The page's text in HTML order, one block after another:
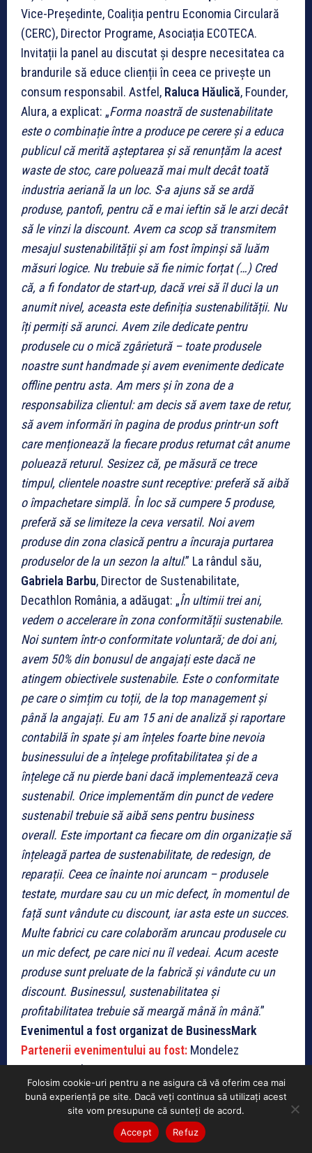
Vice-Președinte, Coaliția pentru Economia Circulară
(CERC), Director Programe, Asociația ECOTECA.
Invitații la panel au discutat și despre necesitatea ca
brandurile să educe clienții în ceea ce privește un
consum responsabil. Astfel, Raluca Hăulică, Founder,
Alura, a explicat: „Forma noastră de sustenabilitate
este o combinație între a produce pe cerere și a educa
publicul că merită așteptarea și să renunțăm la acest
waste de stoc, care poluează mai mult decât toată
industria aeriană la un loc. S-a ajuns să se ardă
produse, pantofi, pentru că e mai ieftin să le arzi decât
să le vinzi la discount. Avem ca scop să transmitem
mesajul sustenabilității și am fost împinși să luăm
măsuri logice. Nu trebuie să fie nimic forțat (…) Cred
că, a fi fondator de start-up, dacă vrei să îl duci la un
anumit nivel, aceasta este definiția sustenabilității. Nu
îți permiți să arunci. Avem zile dedicate pentru
produsele cu o mică zgârietură – toate produsele
noastre sunt handmade și avem evenimente dedicate
offline pentru asta. Am mers și în zona de a
responsabiliza clientul: am decis să avem taxe de retur,
să avem informări în pagina de produs printr-un soft
care menționează la fiecare produs returnat cât anume
poluează returul. Sesizez că, pe măsură ce trece
timpul, clientele noastre sunt receptive: preferă să aibă
o împachetare simplă. În loc să cumpere 5 produse,
preferă să se limiteze la ceva versatil. Noi avem
produse din zona clasică pentru a încuraja purtarea
produselor de la un sezon la altul.” La rândul său,
Gabriela Barbu, Director de Sustenabilitate,
Decathlon România, a adăugat: „În ultimii trei ani,
vedem o accelerare în zona conformității sustenabile.
Noi suntem într-o conformitate voluntară; de doi ani,
avem 50% din bonusul de angajați este dacă ne
atingem obiectivele sustenabile. Este o conformitate
pe care o simțim cu toții, de la top management și
până la angajați. Eu am 15 ani de analiză și raportare
contabilă în spate și am înțeles foarte bine nevoia
businessului de a înțelege profitabilitatea și de a
înțelege că nu pierde bani dacă implementează ceva
sustenabil. Orice implementăm din punct de vedere
sustenabil trebuie să aibă sens pentru business
overall. Este important ca fiecare om din organizație să
înțeleagă partea de sustenabilitate, de redesign, de
reparații. Ceea ce înainte noi aruncam – produsele
testate, murdare sau cu un mic defect, în momentul de
față sunt vândute cu discount, iar asta este un succes.
Multe fabrici cu care colaborăm aruncau produsele cu
un mic defect, pe care nici nu îl vedeai. Acum aceste
produse sunt preluate de la fabrică și vândute cu un
discount. Businessul, sustenabilitatea și
profitabilitatea trebuie să meargă mână în mână.”
Evenimentul a fost organizat de BusinessMark
Partenerii evenimentului au fost: Mondelez
Internațional, EVRYO, PKF Finconta ESG, CERC –
Coaliția pentru Economia CircularăSuportul tehnic a
fost oferit de:SCSEvenimentulul a fost susținut de
Romanian Business Leaders, British-Romanian
Folosim cookie-uri pentru a ne asigura că vă oferim cea mai
bună experiență pe site. Dacă veți continua să utilizați acest
site vom presupune că sunteți de acord.
Accept
Refuz